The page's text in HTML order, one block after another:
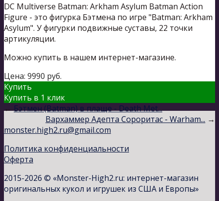
DC Multiverse Batman: Arkham Asylum Batman Action
Figure - это фигурка Бэтмена по игре "Batman: Arkham
Asylum". У фигурки подвижные суставы, 22 точки
артикуляции.
Можно купить в нашем интернет-магазине.
Цена: 9990 руб.
Купить
Купить в 1 клик
←Бэтмен (Batman) в плаще - Death Met...
Вархаммер Адепта Сороритас - Warham... →
monster.high2.ru@gmail.com
Политика конфиденциальности
Оферта
2015-2026 © «Monster-High2.ru: интернет-магазин
оригинальных кукол и игрушек из США и Европы»